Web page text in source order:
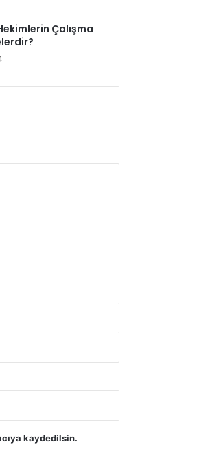
Çalışma
kaydedilsin.